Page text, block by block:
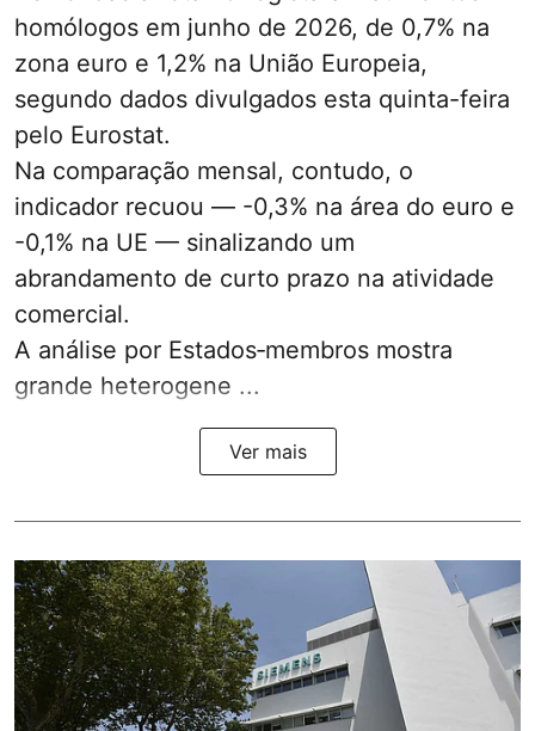
homólogos em junho de 2026, de 0,7% na
zona euro e 1,2% na União Europeia,
segundo dados divulgados esta quinta-feira
pelo Eurostat.
Na comparação mensal, contudo, o
indicador recuou — -0,3% na área do euro e
-0,1% na UE — sinalizando um
abrandamento de curto prazo na atividade
comercial.
A análise por Estados‑membros mostra
grande heterogene ...
Ver mais